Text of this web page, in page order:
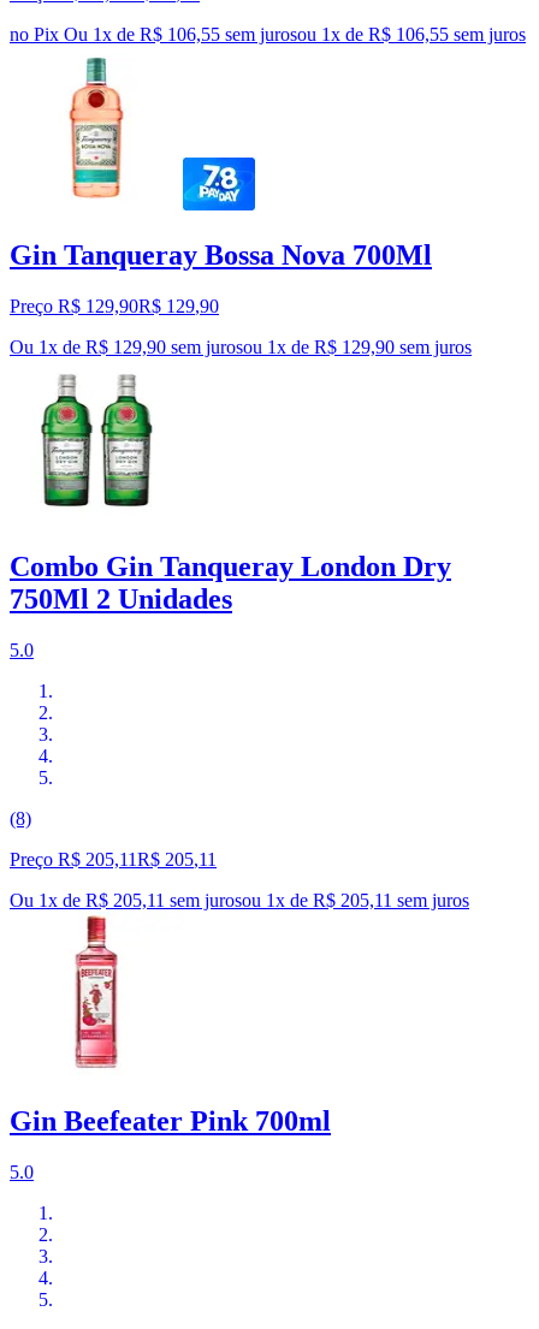
no Pix Ou 1x de R$ 106,55 sem jurosou 1x de R$ 106,55 sem juros
Gin Tanqueray Bossa Nova 700Ml
Preço R$ 129,90R$ 129,90
Ou 1x de R$ 129,90 sem jurosou 1x de R$ 129,90 sem juros
Combo Gin Tanqueray London Dry
750Ml 2 Unidades
5.0
(8)
Preço R$ 205,11R$ 205,11
Ou 1x de R$ 205,11 sem jurosou 1x de R$ 205,11 sem juros
Gin Beefeater Pink 700ml
5.0